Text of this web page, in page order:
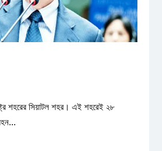
শহরের সিয়াটল শহর। এই শহরেই ২৮